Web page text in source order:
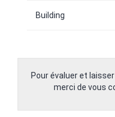
Building
Pour évaluer et
merci de vous